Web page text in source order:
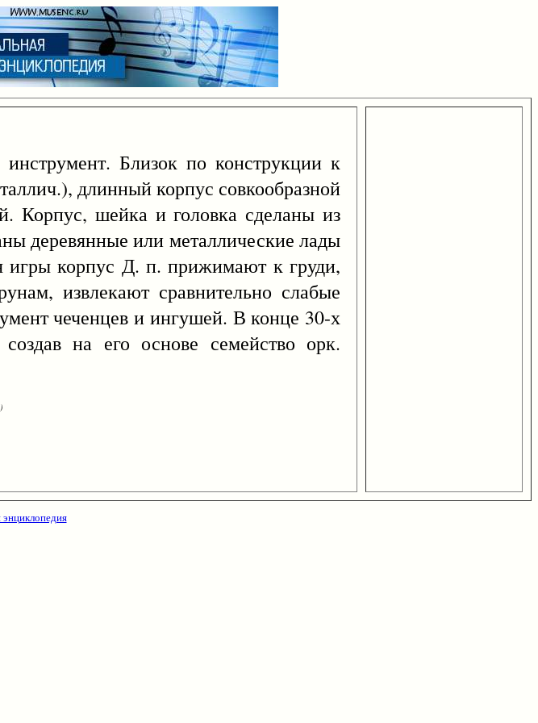
Близок по конструкции к
длинный корпус совкообразной
Корпус, шейка и головка сделаны из
деревянные или металлические лады
игры корпус Д. п. прижимают к груди,
извлекают сравнительно слабые
чеченцев и ингушей. В конце 30-х
на его основе семейство орк.